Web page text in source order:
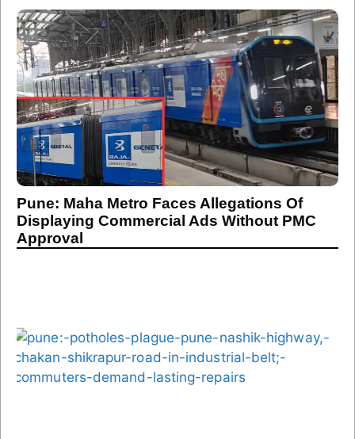
Pune: Maha Metro Faces Allegations Of
Displaying Commercial Ads Without PMC
Approval